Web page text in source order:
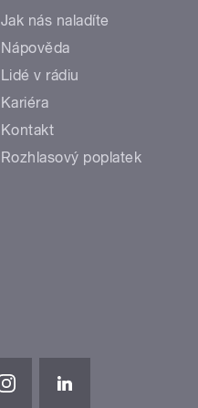
Jak nás naladíte
Nápověda
Lidé v rádiu
Kariéra
Kontakt
Rozhlasový poplatek